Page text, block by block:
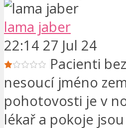
lama jaber
22:14 27 Jul 24
Pacienti
nesoucí jméno
pohotovosti je v
lékař a pokoje